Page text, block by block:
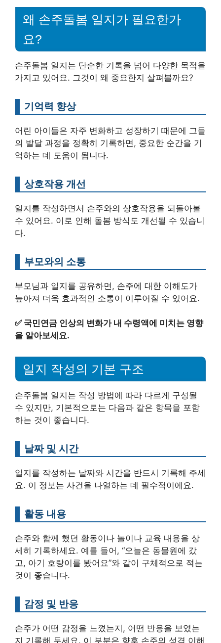
왜 손주돌봄 일지가 필요한가
요?
손주돌봄 일지는 단순한 기록을 넘어 다양한 목적을
가지고 있어요. 그것이 왜 중요한지 살펴볼까요?
기억력 향상
어린 아이들은 자주 변화하고 성장하기 때문에 그들
의 발달 과정을 정확히 기록하면, 중요한 순간을 기
억하는 데 도움이 됩니다.
상호작용 개선
일지를 작성하면서 손주와의 상호작용을 되돌아볼
수 있어요. 이로 인해 돌봄 방식도 개선될 수 있습니
다.
부모와의 소통
부모님과 일지를 공유하면, 손주에 대한 이해도가
높아져 더욱 효과적인 소통이 이루어질 수 있어요.
✅ 국민연금 인상의 변화가 내 수령액에 미치는 영향
을 알아보세요.
일지 작성의 기본 구조
손주돌봄 일지는 작성 방법에 따라 다르게 구성될
수 있지만, 기본적으로는 다음과 같은 항목을 포함
하는 것이 좋습니다.
날짜 및 시간
일지를 작성하는 날짜와 시간을 반드시 기록해 주세
요. 이 정보는 사건을 나열하는 데 필수적이에요.
활동 내용
손주와 함께 했던 활동이나 놀이나 교육 내용을 상
세히 기록하세요. 예를 들어, “오늘은 동물원에 갔
고, 아기 호랑이를 봤어요”와 같이 구체적으로 적는
것이 좋습니다.
감정 및 반응
손주가 어떤 감정을 느꼈는지, 어떤 반응을 보였는
지 기록해 두세요. 이 부분은 향후 손주의 성격 이해